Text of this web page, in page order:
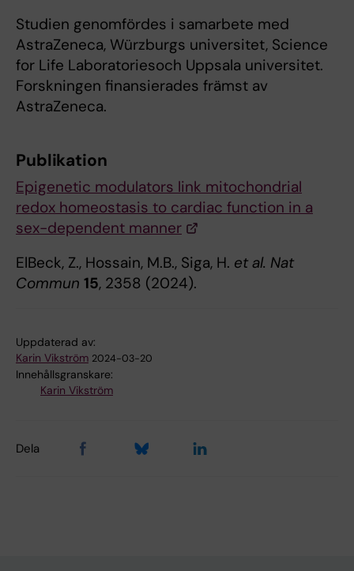
Studien genomfördes i samarbete med
AstraZeneca, Würzburgs universitet, Science
for Life Laboratoriesoch Uppsala universitet.
Forskningen finansierades främst av
AstraZeneca.
Publikation
Epigenetic modulators link mitochondrial
redox homeostasis to cardiac function in a
sex-dependent manner
ElBeck, Z., Hossain, M.B., Siga, H. et al. Nat
Commun 15, 2358 (2024).
Uppdaterad av:
Karin Vikström 2024-03-20
Innehållsgranskare:
Karin Vikström
Dela